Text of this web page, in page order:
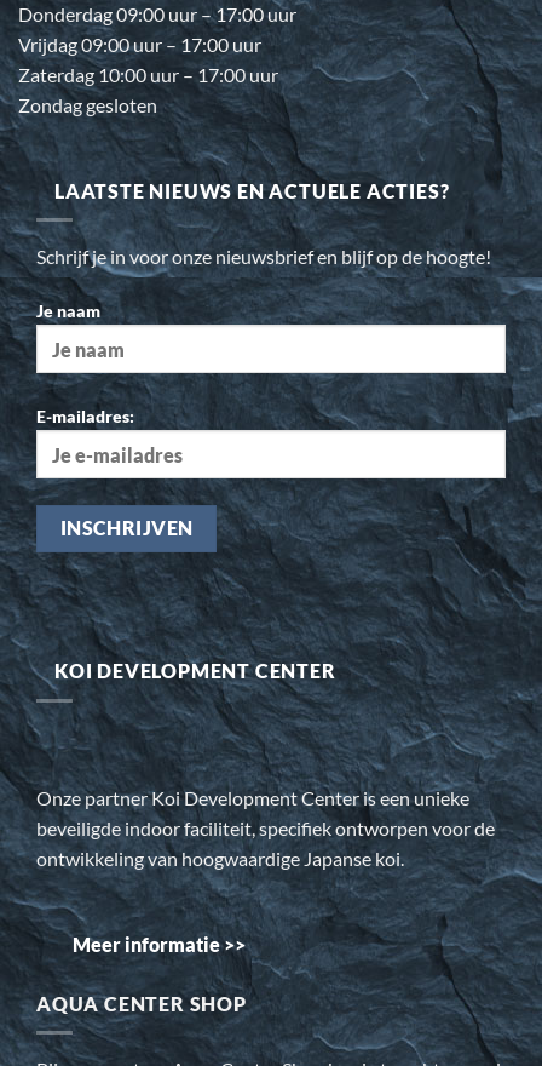
Donderdag 09:00 uur – 17:00 uur
Vrijdag 09:00 uur – 17:00 uur
Zaterdag 10:00 uur – 17:00 uur
Zondag gesloten
LAATSTE NIEUWS EN ACTUELE ACTIES?
Schrijf je in voor onze nieuwsbrief en blijf op de hoogte!
Je naam
E-mailadres:
KOI DEVELOPMENT CENTER
Onze partner Koi Development Center is een unieke
beveiligde indoor faciliteit, specifiek ontworpen voor de
ontwikkeling van hoogwaardige Japanse koi.
Meer informatie >>
AQUA CENTER SHOP